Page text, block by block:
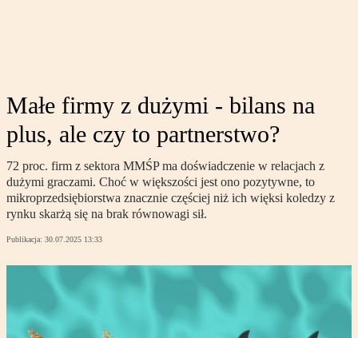
Małe firmy z dużymi - bilans na
plus, ale czy to partnerstwo?
72 proc. firm z sektora MMŚP ma doświadczenie w relacjach z
dużymi graczami. Choć w większości jest ono pozytywne, to
mikroprzedsiębiorstwa znacznie częściej niż ich więksi koledzy z
rynku skarżą się na brak równowagi sił.
Publikacja: 30.07.2025 13:33